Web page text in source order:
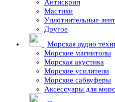
Антискрип
Мастики
Уплотнительные
Другое
Морская аудио
Морские магнитолы
Морская акустика
Морские усилители
Морские сабвуферы
Аксессуары для